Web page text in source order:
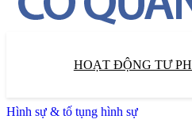
HOẠT ĐỘNG TƯ
Hình sự & tố tụng hình sự